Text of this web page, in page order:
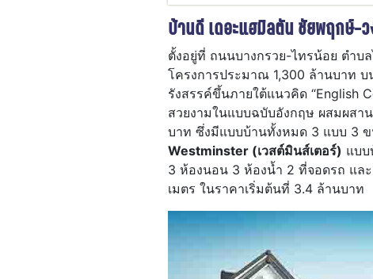
บ้านดี เดอะแฮมิลตัน ชัยพฤกษ์-
ตั้งอยู่ที่ ถนนบางกรวย-ไทรน้อย ตำบ
โครงการประมาณ 1,300 ล้านบาท
รังสรรค์ขึ้นภายใต้แนวคิด “English
สวยงามในแบบฉบับอังกฤษ ผสมผสา
บาท ซึ่งมีแบบบ้านทั้งหมด 3 แบบ 3
Westminster (เวสต์มินส์เตอร์) แบบ
3 ห้องนอน 3 ห้องน้ำ 2 ที่จอดรถ แล
เมตร ในราคาเริ่มต้นที่ 3.4 ล้านบาท